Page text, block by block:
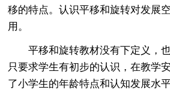
移的特点。认识平移和旋转对发展
用。
平移和旋转教材没有下定义，也
只要求学生有初步的认识，在教学
了小学生的年龄特点和认知发展水